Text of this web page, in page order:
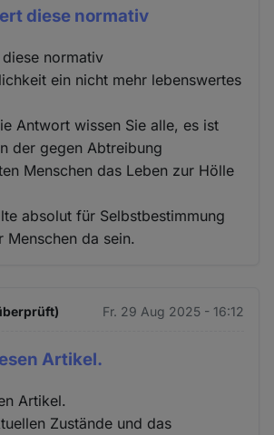
diese normativ
normativ
ein nicht mehr lebenswertes
Antwort wissen Sie alle, es ist
der gegen Abtreibung
Menschen das Leben zur Hölle
absolut für Selbstbestimmung
da sein.
Fr. 29 Aug 2025 - 16:12
Artikel.
Artikel.
Zustände und das